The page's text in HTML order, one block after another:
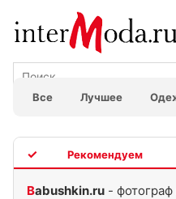
Все Лучшее
Babushkin.ru -